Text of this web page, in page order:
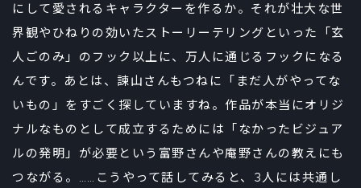
にして愛されるキャラクターを作るか。それが壮大な世
界観やひねりの効いたストーリーテリングといった「玄
人ごのみ」のフック以上に、万人に通じるフックになる
んです。あとは、諫山さんもつねに「まだ人がやってな
いもの」をすごく探していますね。作品が本当にオリジ
ナルなものとして成立するためには「なかったビジュア
ルの発明」が必要という富野さんや庵野さんの教えにも
つながる。……こうやって話してみると、3人には共通し